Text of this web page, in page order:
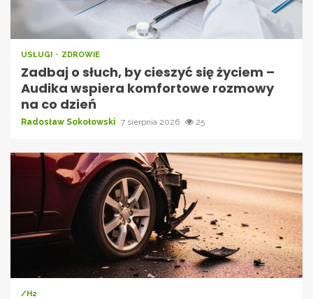
USŁUGI ZDROWIE
Zadbaj o słuch, by cieszyć się życiem –
Audika wspiera komfortowe rozmowy
na co dzień
Radosław Sokołowski 7 sierpnia 2026 25
/H2